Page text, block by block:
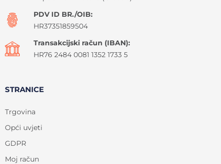
PDV ID BR./OIB:
HR37351859504
Transakcijski račun (IBAN):
HR76 2484 0081 1352 1733 5
STRANICE
Trgovina
Opći uvjeti
GDPR
Moj račun